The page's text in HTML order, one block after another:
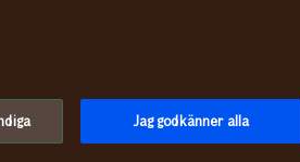
Jag godkänner alla